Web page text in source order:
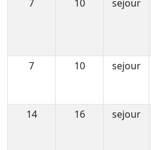
7
10 sejour
7
10 sejour
14
16 sejour